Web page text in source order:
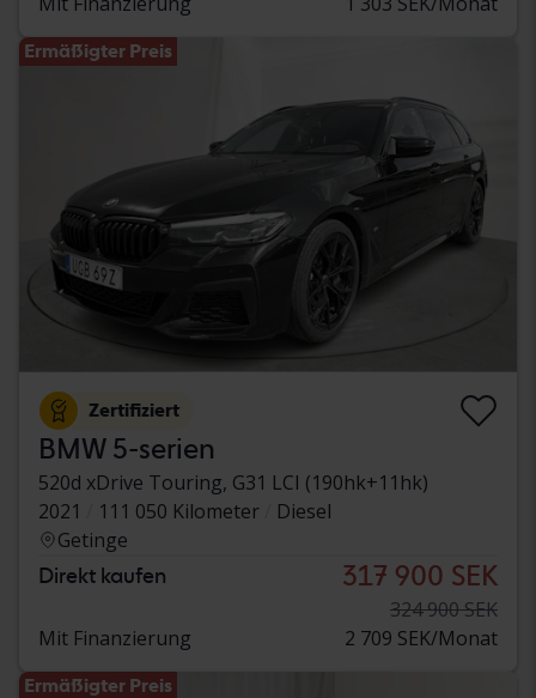
Ermäßigter Preis
Zertifiziert
BMW 5-serien
520d xDrive Touring, G31 LCI (190hk+11hk)
2021
111 050 Kilometer
Diesel
Getinge
Direkt kaufen 317 900 SEK
324 900 SEK
Mit Finanzierung
2 709 SEK/Monat
Ermäßigter Preis